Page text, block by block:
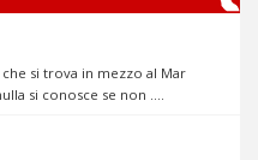
si trova in mezzo al Mar
si conosce se non ....